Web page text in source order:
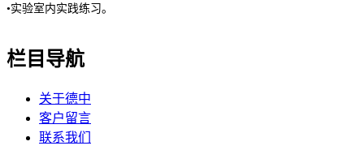
•实验室内实践练习。
栏目导航
关于德中
客户留言
联系我们